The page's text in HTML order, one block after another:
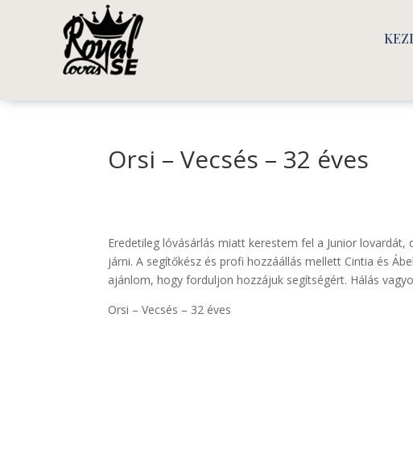
Orsi – Vecsés – 32 éves
Eredetileg lóvásárlás miatt kerestem fel a Junior
járni. A segítőkész és profi hozzáállás mellett Cintia és
ajánlom, hogy forduljon hozzájuk segítségért. Hálás
Orsi – Vecsés – 32 éves